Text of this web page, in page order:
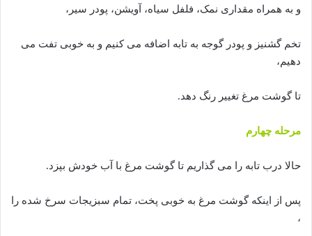
و به همراه مقداری نمک، فلفل سیاه، آویشن، پودر سیر،
تخم گشنیز و پودر گوجه به تابه اضافه می کنیم و به خوبی تفت می
دهیم،
تا گوشت مرغ تغییر رنگ دهد.
مرحله چهارم
حالا درب تابه را می گذاریم تا گوشت مرغ با آب خودش بپزد.
پس از اینکه گوشت مرغ به خوبی پخت، تمام سبزیجات سرخ شده را
،